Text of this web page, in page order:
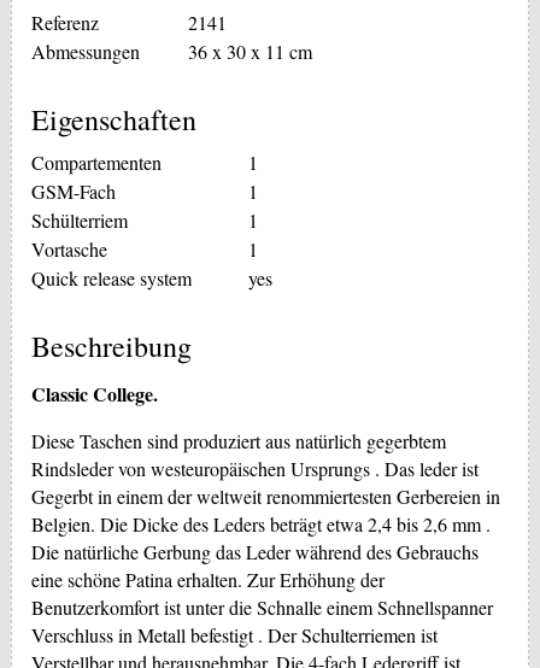
Referenz
2141
Abmessungen
36 x 30 x 11 cm
Eigenschaften
Compartementen
1
GSM-Fach
1
Schülterriem
1
Vortasche
1
Quick release system
yes
Beschreibung
Classic College.
Diese Taschen sind produziert aus natürlich gegerbtem
Rindsleder von westeuropäischen Ursprungs . Das leder ist
Gegerbt in einem der weltweit renommiertesten Gerbereien in
Belgien. Die Dicke des Leders beträgt etwa 2,4 bis 2,6 mm .
Die natürliche Gerbung das Leder während des Gebrauchs
eine schöne Patina erhalten. Zur Erhöhung der
Benutzerkomfort ist unter die Schnalle einem Schnellspanner
Verschluss in Metall befestigt . Der Schulterriemen ist
Verstellbar und herausnehmbar. Die 4-fach Ledergriff ist